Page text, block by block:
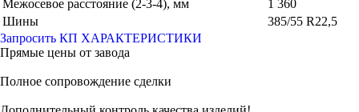
Межосевое расстояние (2-3-4), мм
1 360
Шины
385/55 R22,5
Запросить КП ХАРАКТЕРИСТИКИ
Прямые цены от завода
Полное сопровождение сделки